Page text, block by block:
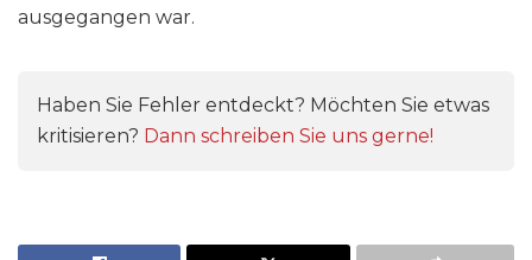
ausgegangen war.
Haben Sie Fehler entdeckt? Möchten Sie etwas
kritisieren? Dann schreiben Sie uns gerne!